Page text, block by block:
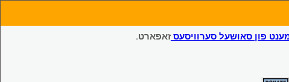
פון סאושעל סערוויסעסזאפארט.